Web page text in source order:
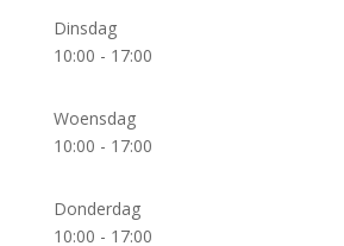
Dinsdag
10:00 - 17:00
Woensdag
10:00 - 17:00
Donderdag
10:00 - 17:00